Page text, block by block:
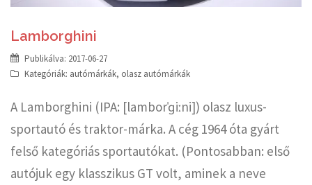
Lamborghini
Publikálva: 2017-06-27
Kategóriák: autómárkák, olasz autómárkák
A Lamborghini (IPA: [lamborˈɡiːni]) olasz luxus-
sportautó és traktor-márka. A cég 1964 óta gyárt
felső kategóriás sportautókat. (Pontosabban: első
autójuk egy klasszikus GT volt, aminek a neve